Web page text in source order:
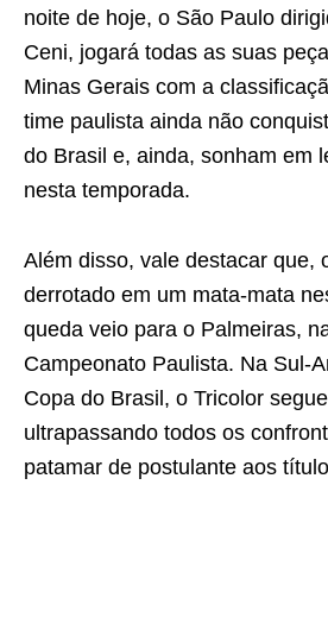
noite de hoje, o São Paulo
Ceni, jogará todas as suas
Minas Gerais com a
time paulista ainda não
do Brasil e, ainda, sonham em
nesta temporada.
Além disso, vale destacar que,
derrotado em um mata-mata
queda veio para o Palmeiras,
Campeonato Paulista. Na Sul-
Copa do Brasil, o Tricolor
ultrapassando todos os
patamar de postulante aos